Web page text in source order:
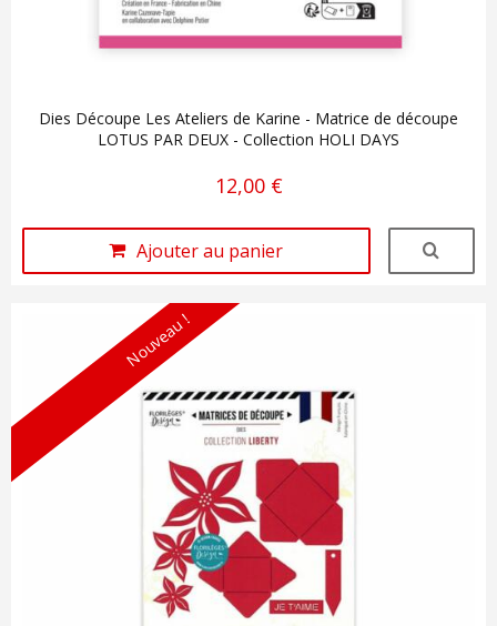
Dies Découpe Les Ateliers de Karine - Matrice de découpe
LOTUS PAR DEUX - Collection HOLI DAYS
12,00 €
Ajouter au panier
Nouveau !